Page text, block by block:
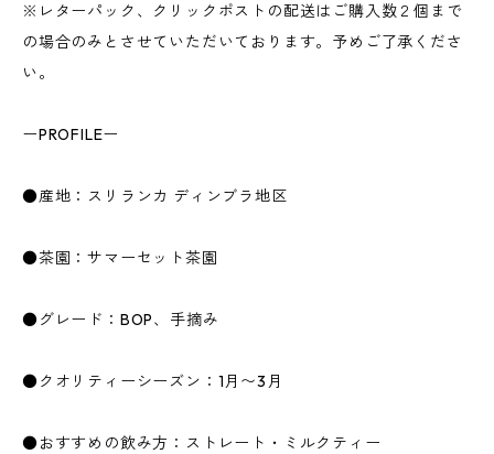
※レターパック、クリックポストの配送はご購入数２個まで
の場合のみとさせていただいております。予めご了承くださ
い。
ーPROFILEー
●産地：スリランカ ディンブラ地区
●茶園：サマーセット茶園
●グレード：BOP、手摘み
●クオリティーシーズン：1月〜3月
●おすすめの飲み方：ストレート・ミルクティー